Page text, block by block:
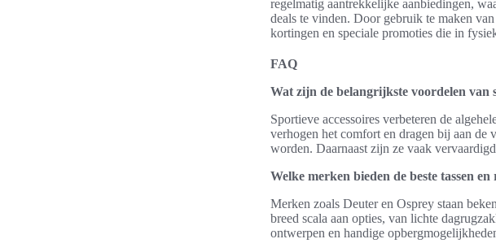
regelmatig aantrekkelijke aanbiedingen,
deals te vinden. Door gebruik te maken
kortingen en speciale promoties die in
FAQ
Wat zijn de belangrijkste voordelen van
Sportieve accessoires verbeteren de
verhogen het comfort en dragen bij aan de
worden. Daarnaast zijn ze vaak
Welke merken bieden de beste tassen
Merken zoals Deuter en Osprey staan
breed scala aan opties, van lichte
ontwerpen en handige